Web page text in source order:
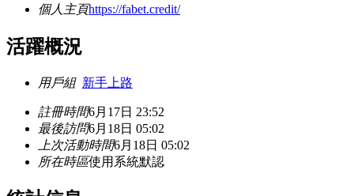
個人主頁https://fabet.credit/
活躍概況
用戶組 新手上路
註冊時間6月17日 23:52
最後訪問6月18日 05:02
上次活動時間6月18日 05:02
所在時區使用系統默認